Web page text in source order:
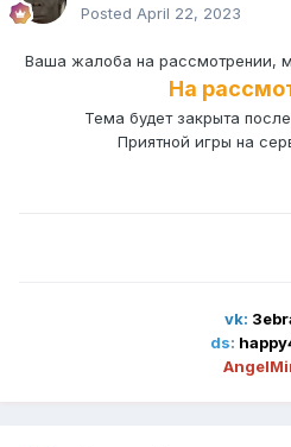
Posted April 22, 2023
Ваша жалоба на рассмотрении,
На
Тема будет закрыта
Приятной игры на
vk:
ds: